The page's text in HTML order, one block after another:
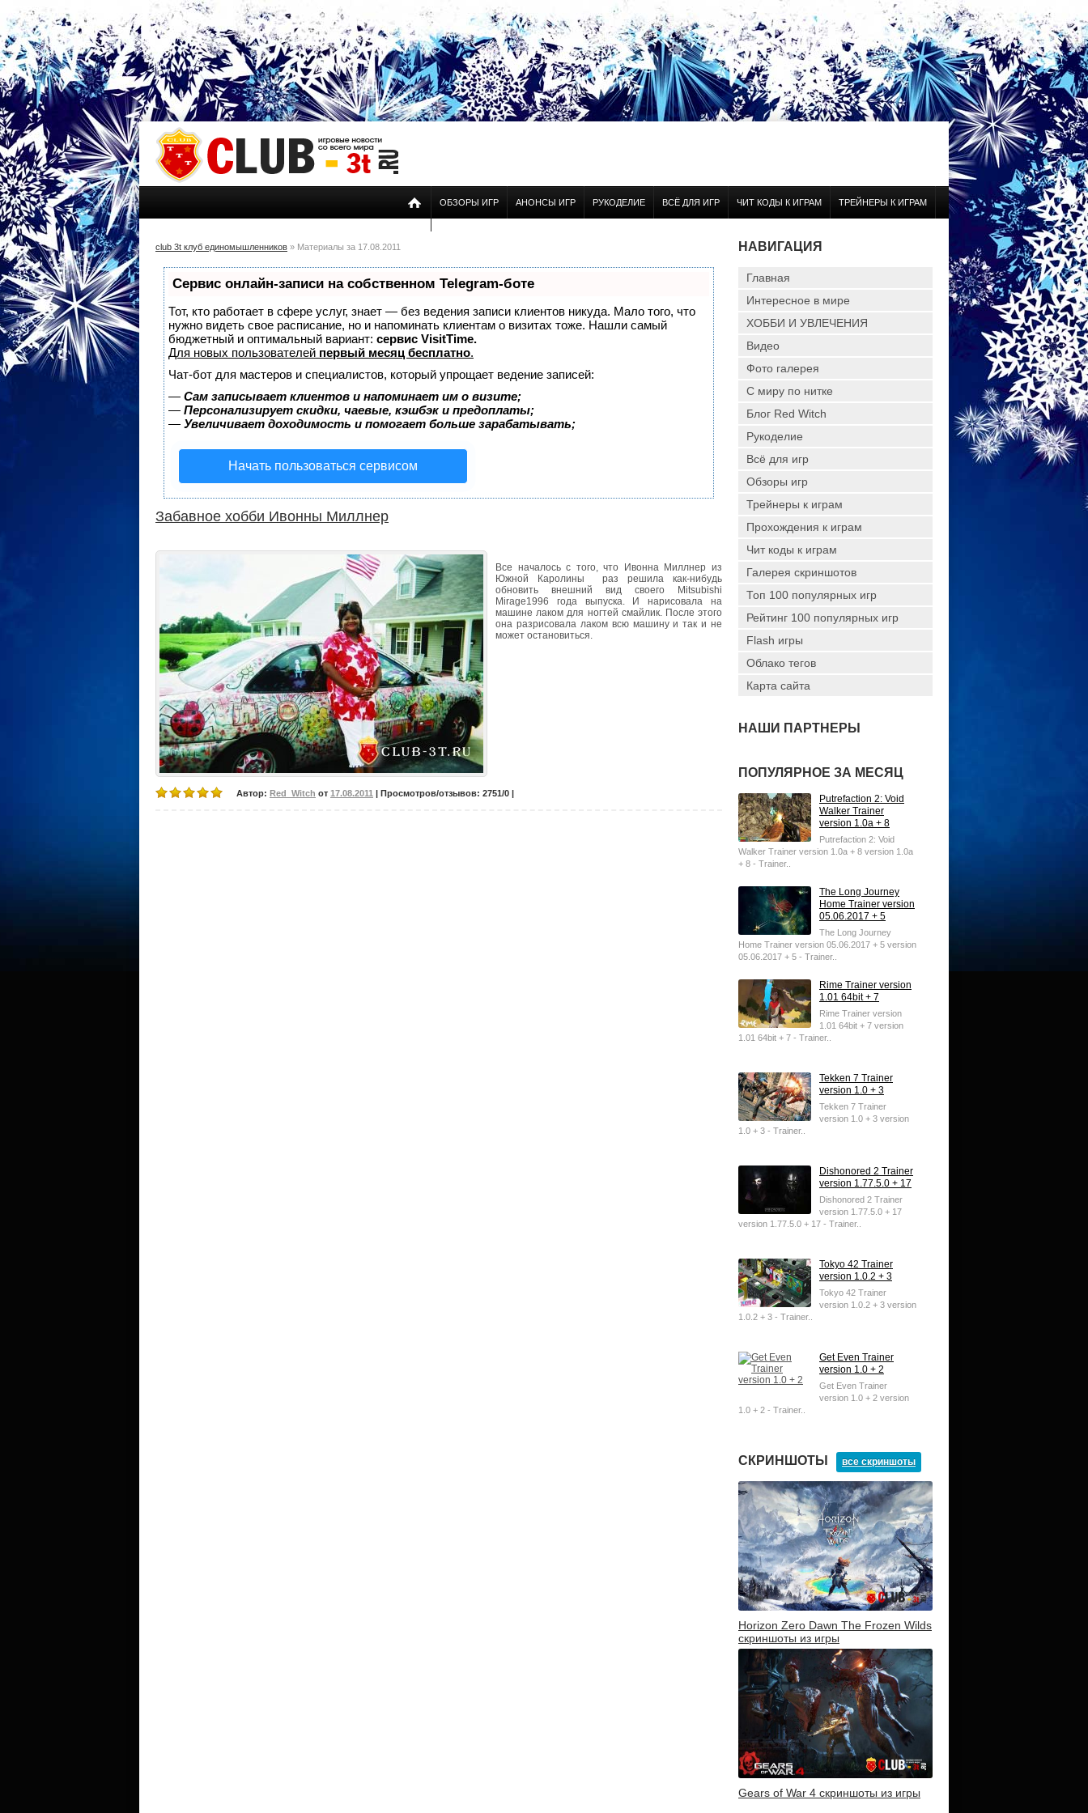
ОБЗОРЫ ИГР АНОНСЫ ИГР РУКОДЕЛИЕ ВСЁ ДЛЯ ИГР ЧИТ КОДЫ К ИГРАМ ТРЕЙНЕРЫ К ИГРАМ
club 3t клуб единомышленников » Материалы за 17.08.2011
Сервис онлайн-записи на собственном Telegram-боте
Тот, кто работает в сфере услуг, знает — без ведения записи клиентов никуда. Мало того, что
нужно видеть свое расписание, но и напоминать клиентам о визитах тоже. Нашли самый
бюджетный и оптимальный вариант: сервис VisitTime.
Для новых пользователей первый месяц бесплатно.
Чат-бот для мастеров и специалистов, который упрощает ведение записей:
— Сам записывает клиентов и напоминает им о визите;
— Персонализирует скидки, чаевые, кэшбэк и предоплаты;
— Увеличивает доходимость и помогает больше зарабатывать;
Начать пользоваться сервисом
Забавное хобби Ивонны Миллнер
Все началось с того, что Ивонна Миллнер из
Южной Каролины раз решила как-нибудь
обновить внешний вид своего Mitsubishi
Mirage1996 года выпуска. И нарисовала на
машине лаком для ногтей смайлик. После этого
она разрисовала лаком всю машину и так и не
может остановиться.
Автор: Red_Witch от 17.08.2011 | Просмотров/отзывов: 2751/0 |
НАВИГАЦИЯ
Главная
Интересное в мире
ХОББИ И УВЛЕЧЕНИЯ
Видео
Фото галерея
С миру по нитке
Блог Red Witch
Рукоделие
Всё для игр
Обзоры игр
Трейнеры к играм
Прохождения к играм
Чит коды к играм
Галерея скриншотов
Топ 100 популярных игр
Рейтинг 100 популярных игр
Flash игры
Облако тегов
Карта сайта
НАШИ ПАРТНЕРЫ
ПОПУЛЯРНОЕ ЗА МЕСЯЦ
Putrefaction 2: Void
Walker Trainer
version 1.0a + 8
Putrefaction 2: Void
Walker Trainer version 1.0a + 8 version 1.0a
+ 8 - Trainer..
The Long Journey
Home Trainer version
05.06.2017 + 5
The Long Journey
Home Trainer version 05.06.2017 + 5 version
05.06.2017 + 5 - Trainer..
Rime Trainer version
1.01 64bit + 7
Rime Trainer version
1.01 64bit + 7 version
1.01 64bit + 7 - Trainer..
Tekken 7 Trainer
version 1.0 + 3
Tekken 7 Trainer
version 1.0 + 3 version
1.0 + 3 - Trainer..
Dishonored 2 Trainer
version 1.77.5.0 + 17
Dishonored 2 Trainer
version 1.77.5.0 + 17
version 1.77.5.0 + 17 - Trainer..
Tokyo 42 Trainer
version 1.0.2 + 3
Tokyo 42 Trainer
version 1.0.2 + 3 version
1.0.2 + 3 - Trainer..
Get Even Trainer
version 1.0 + 2
Get Even Trainer
version 1.0 + 2 version
1.0 + 2 - Trainer..
СКРИНШОТЫ все скриншоты
Horizon Zero Dawn The Frozen Wilds
скриншоты из игры
Gears of War 4 скриншоты из игры